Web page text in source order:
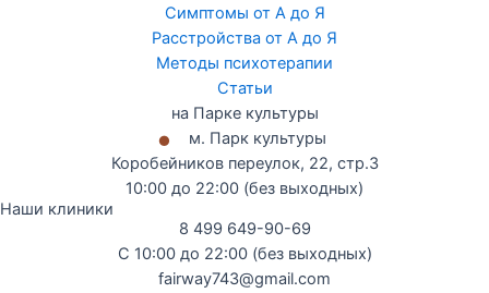
Симптомы от А до Я
Расстройства от А до Я
Методы психотерапии
Статьи
на Парке культуры
•м. Парк культуры
Коробейников переулок, 22, стр.3
10:00 до 22:00 (без выходных)
Наши клиники
8 499 649-90-69
С 10:00 до 22:00 (без выходных)
fairway743@gmail.com